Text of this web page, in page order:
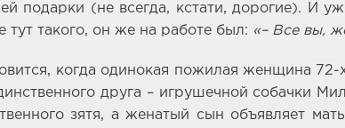
подарки (не всегда, кстати, дорогие). И
тут такого, он же на работе был: «– Все вы,
когда одинокая пожилая женщина
друга – игрушечной собачки
зятя, а женатый сын объявляет